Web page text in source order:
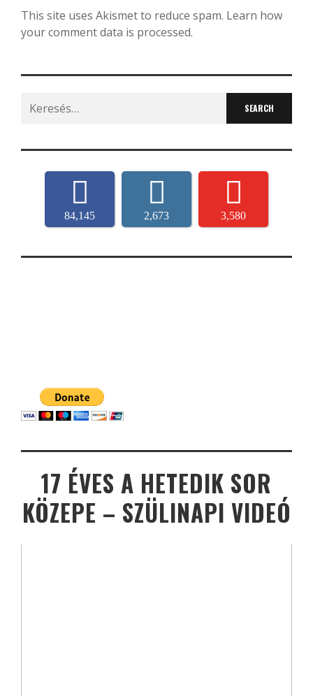
This site uses Akismet to reduce spam. Learn how
your comment data is processed.
Search
for:
84,145 2,673 3,580
17 ÉVES A HETEDIK SOR
KÖZEPE – SZÜLINAPI VIDEÓ